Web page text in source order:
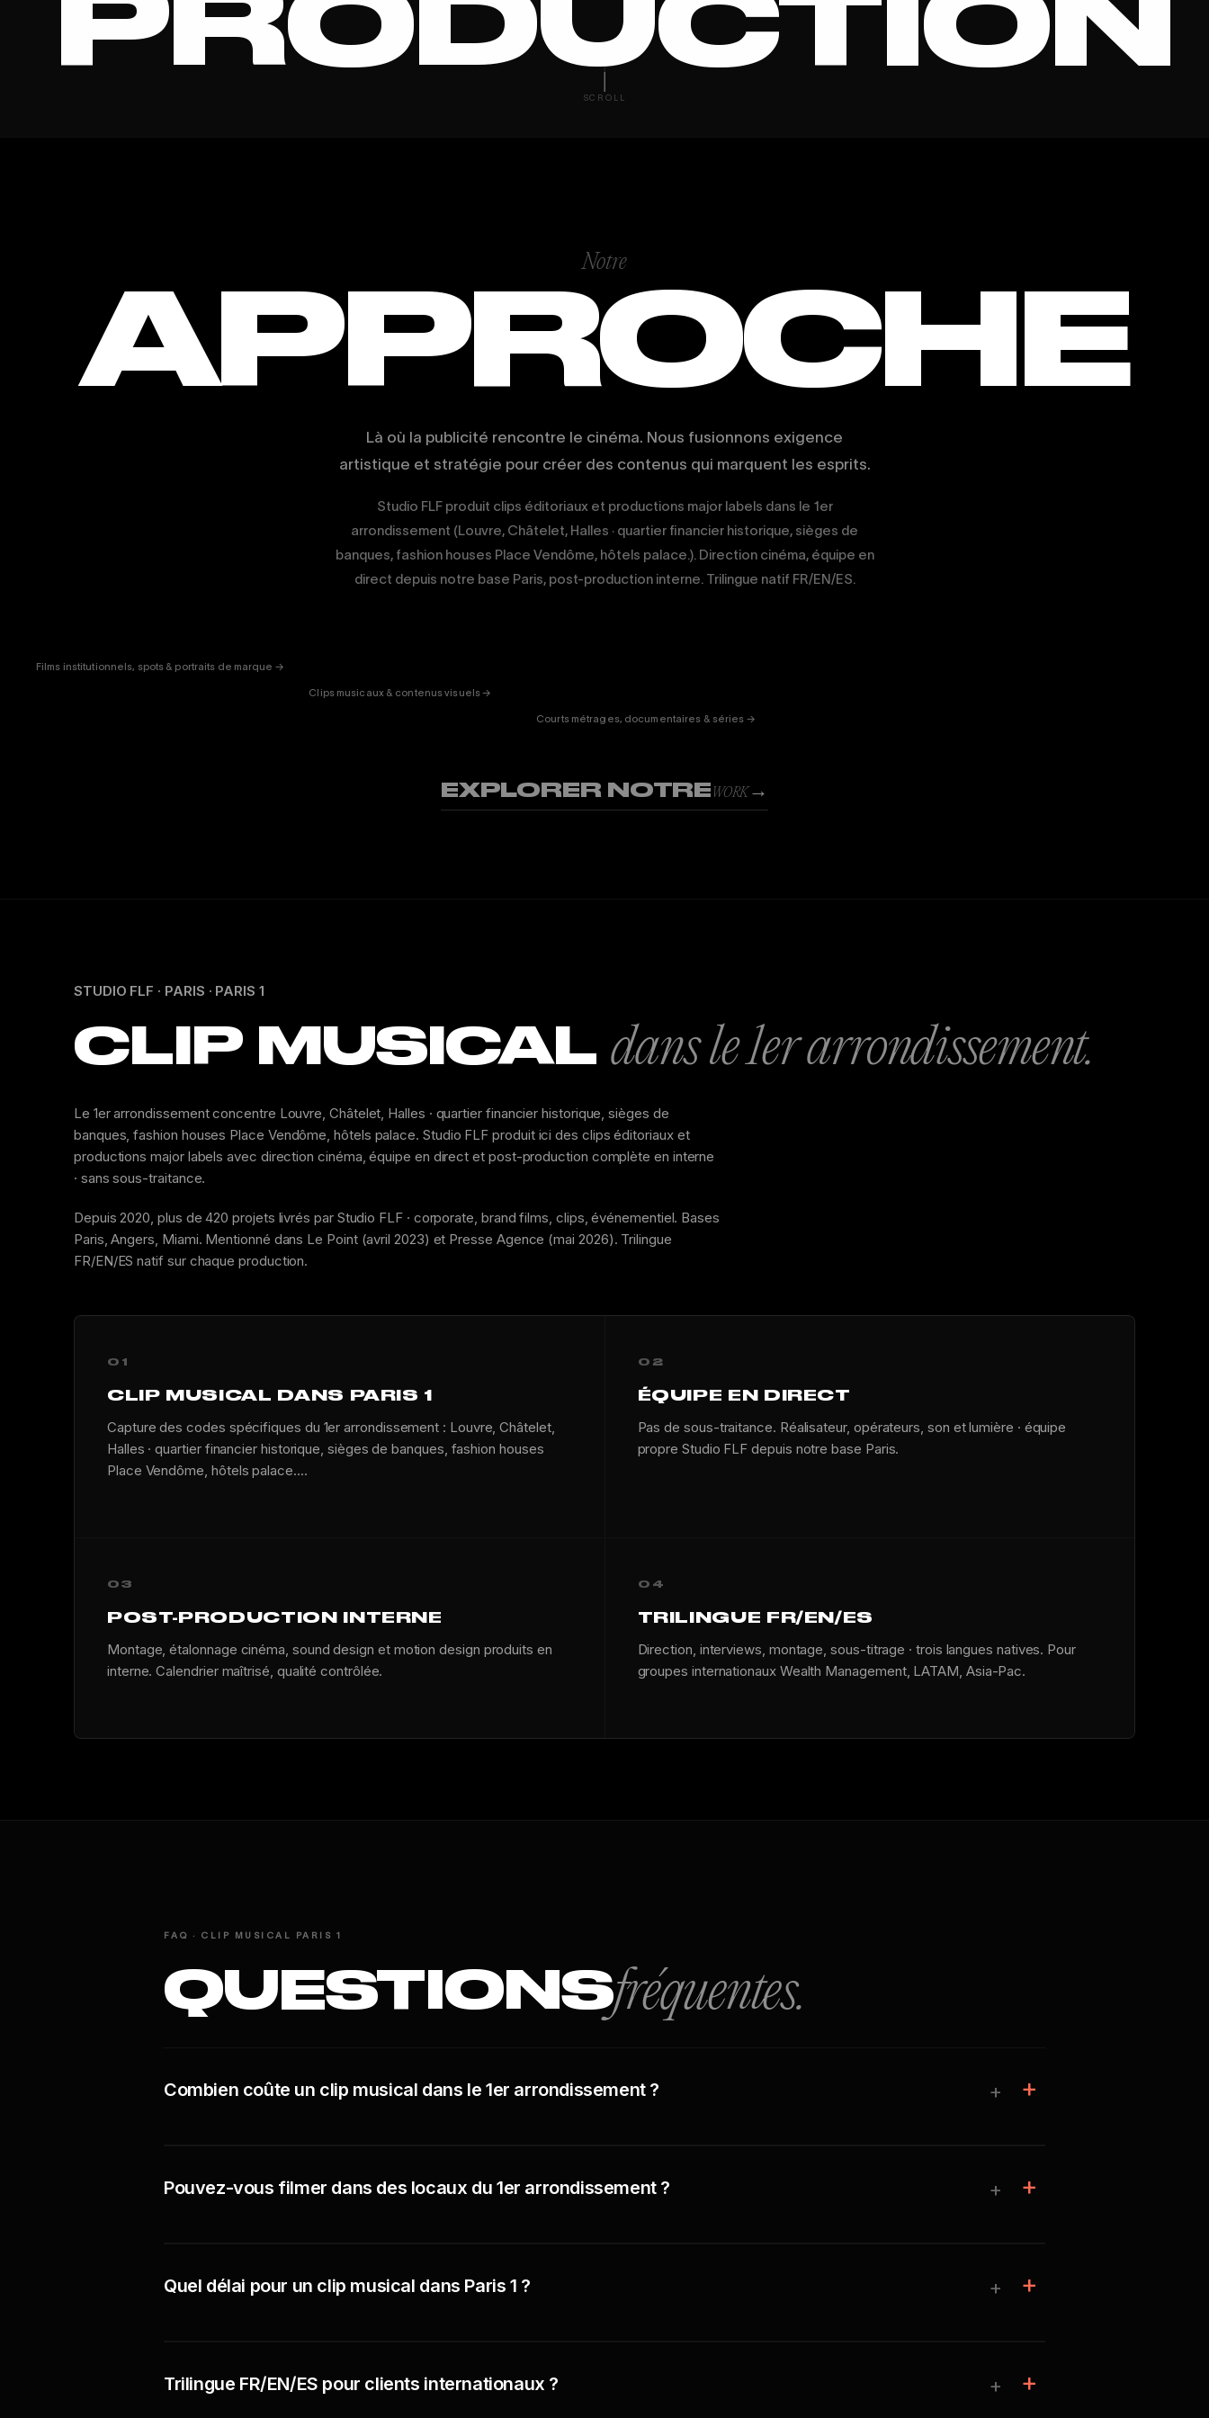
CLIP MUSICAL
SCROLL
Notre
APPROCHE
Là où la publicité rencontre le cinéma. Nous fusionnons exigence
artistique et stratégie pour créer des contenus qui marquent les esprits.
Studio FLF produit clips éditoriaux et productions major labels dans le 1er
arrondissement (Louvre, Châtelet, Halles · quartier financier historique, sièges de
banques, fashion houses Place Vendôme, hôtels palace.). Direction cinéma, équipe en
direct depuis notre base Paris, post-production interne. Trilingue natif FR/EN/ES.
Films institutionnels, spots & portraits de marque →
Clips musicaux & contenus visuels →
Courts métrages, documentaires & séries →
EXPLORER NOTRE WORK→
STUDIO FLF · PARIS · PARIS 1
CLIP MUSICALdans le 1er arrondissement.
Le 1er arrondissement concentre Louvre, Châtelet, Halles · quartier financier historique, sièges de
banques, fashion houses Place Vendôme, hôtels palace. Studio FLF produit ici des clips éditoriaux et
productions major labels avec direction cinéma, équipe en direct et post-production complète en interne
· sans sous-traitance.
Depuis 2020, plus de 420 projets livrés par Studio FLF · corporate, brand films, clips, événementiel. Bases
Paris, Angers, Miami. Mentionné dans Le Point (avril 2023) et Presse Agence (mai 2026). Trilingue
FR/EN/ES natif sur chaque production.
01
CLIP MUSICAL DANS PARIS 1
Capture des codes spécifiques du 1er arrondissement : Louvre, Châtelet,
Halles · quartier financier historique, sièges de banques, fashion houses
Place Vendôme, hôtels palace....
02
ÉQUIPE EN DIRECT
Pas de sous-traitance. Réalisateur, opérateurs, son et lumière · équipe
propre Studio FLF depuis notre base Paris.
03
POST-PRODUCTION INTERNE
Montage, étalonnage cinéma, sound design et motion design produits en
interne. Calendrier maîtrisé, qualité contrôlée.
04
TRILINGUE FR/EN/ES
Direction, interviews, montage, sous-titrage · trois langues natives. Pour
groupes internationaux Wealth Management, LATAM, Asia-Pac.
FAQ · CLIP MUSICAL PARIS 1
QUESTIONSfréquentes.
Combien coûte un clip musical dans le 1er arrondissement ? +
Pouvez-vous filmer dans des locaux du 1er arrondissement ? +
Quel délai pour un clip musical dans Paris 1 ? +
Trilingue FR/EN/ES pour clients internationaux ? +